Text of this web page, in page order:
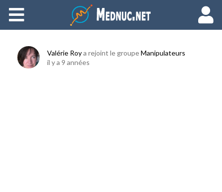
Ajouter du contenu
Valérie Roya rejoint le groupeManipulateurs
il y a 9 années